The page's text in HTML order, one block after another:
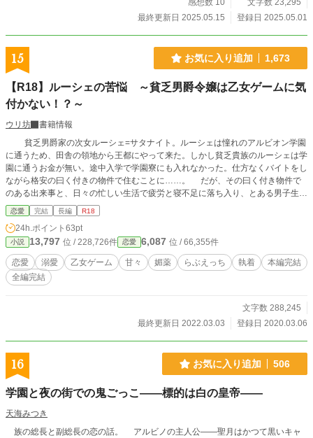
感想数 10
文字数 23,295
最終更新日 2025.05.15
登録日 2025.05.01
15 お気に入り追加 1,673
【R18】ルーシェの苦悩 ～貧乏男爵令嬢は乙女ゲームに気
付かない！？～
ウリ坊
書籍情報
貧乏男爵家の次女ルーシェ=サタナイト。ルーシェは憧れのアルビオン学園
に通うため、田舎の領地から王都にやって来た。しかし貧乏貴族のルーシェは学
園に通うお金が無い。途中入学で学園寮にも入れなかった。仕方なくバイトをし
ながら格安の曰く付きの物件で住むことに……。 だが、その曰く付き物件で
のある出来事と、日々の忙しい生活で疲労と寝不足に落ち入り、とある男子生徒
とぶつかり、倒れてしまう。 その人物は『氷の貴公子』と呼ばれる侯爵令息
のウィルソン=クロウドだった。 その縁でルーシェはクロウド侯爵家で使用人
としてお世話になることに…………。 そこからルーシェの意思とは関係な
く、様々な出来事に巻き込まれ、しだいにウィルソンとの距離を近づけてい
く…………。 【本編完結済みです】 ※初めて書いた小説です。 筆者は乙女ゲ
ームをしたことはありません(;^_^A なので、設定とか貴族の決まりみたいな難
しいことは良くわからないので自分で適当に考えています。そんなもんか、くら
応性的表現が含まれるものには印(※)付けてます。》R15(※)R18(※※) ※表現
力と文才がないため、伝わらないこともあるかもしれません。初心者ですので、
頂けると嬉しいです！
恋愛 完結 長編 R18
24h.ポイント 63pt
小説 13,797 位 / 228,726件 恋愛 6,087 位 / 66,355件
恋愛 溺愛 乙女ゲーム 甘々 媚薬 らぶえっち 執着
本編完結
全編完結
文字数 288,245
最終更新日 2022.03.03
登録日 2020.03.06
16 お気に入り追加 506
学園と夜の街での鬼ごっこ――標的は白の皇帝――
天海みつき
族の総長と副総長の恋の話。 アルビノの主人公――聖月はかつて黒いキャ